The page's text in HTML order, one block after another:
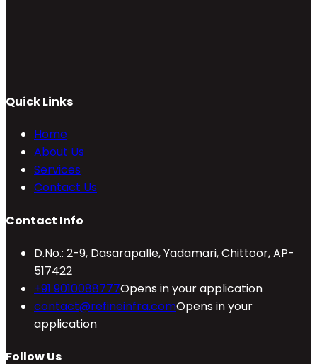
Quick Links
Home
About Us
Services
Contact Us
Contact Info
D.No.: 2-9, Dasarapalle, Yadamari, Chittoor, AP-
517422
+91 9010088777Opens in your application
contact@refineinfra.comOpens in your
application
Follow Us